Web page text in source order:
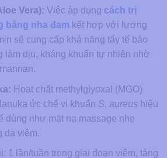
Vera): Việc áp dụng cách trị
bằng nha đam kết hợp với lượng
sẽ cung cấp khả năng tẩy tế bào
làm dịu, kháng khuẩn tự nhiên nhờ
Hoạt chất methylglyoxal (MGO)
ức chế vi khuẩn S. aureus hiệu
dùng như mặt nạ massage nhẹ
da viêm.
1 lần/tuần trong giai đoạn viêm, tăng